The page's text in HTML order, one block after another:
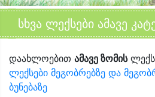
სხვა ლექსები ამავე
დაახლოებით ამავე ზომის
ლექსები მეგობრებზე და
ბუნებაზე